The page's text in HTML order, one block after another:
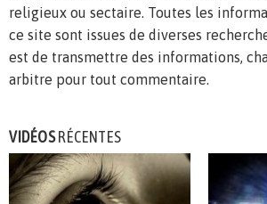
religieux ou sectaire. Toutes les
ce site sont issues de diverses
est de transmettre des informations,
arbitre pour tout commentaire.
VIDÉOSRÉCENTES